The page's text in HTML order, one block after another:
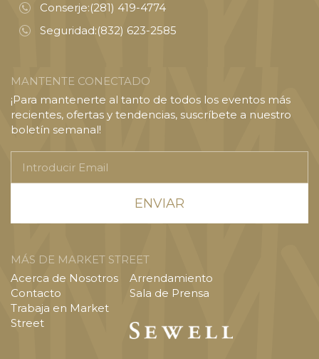
Conserje:(281) 419-4774
Seguridad:(832) 623-2585
MANTENTE CONECTADO
¡Para mantenerte al tanto de todos los eventos más
recientes, ofertas y tendencias, suscríbete a nuestro
boletín semanal!
Email
MÁS DE MARKET STREET
Acerca de Nosotros
Contacto
Trabaja en Market
Street
Arrendamiento
Sala de Prensa